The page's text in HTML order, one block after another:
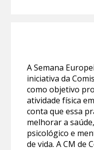
A Semana
iniciativa da
como objetivo
atividade física
conta que essa
melhorar a
psicológico e
de vida. A CM de